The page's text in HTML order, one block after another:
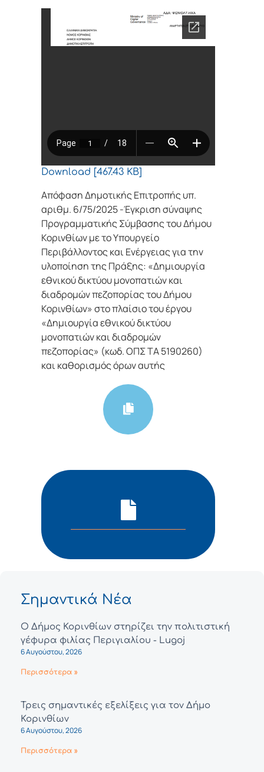
Download [467.43 KB]
Απόφαση Δημοτικής Επιτροπής υπ.
αριθμ. 6/75/2025 -Έγκριση σύναψης
Προγραμματικής Σύμβασης του Δήμου
Κορινθίων με το Υπουργείο
Περιβάλλοντος και Ενέργειας για την
υλοποίηση της Πράξης: «Δημιουργία
εθνικού δικτύου μονοπατιών και
διαδρομών πεζοπορίας του Δήμου
Κορινθίων» στο πλαίσιο του έργου
«Δημιουργία εθνικού δικτύου
μονοπατιών και διαδρομών
πεζοπορίας» (κωδ. ΟΠΣ ΤΑ 5190260)
και καθορισμός όρων αυτής
Σημαντικά Νέα
Ο Δήμος Κορινθίων στηρίζει την πολιτιστική
γέφυρα φιλίας Περιγιαλίου - Lugoj
6 Αυγούστου, 2026
Περισσότερα »
Τρεις σημαντικές εξελίξεις για τον Δήμο
Κορινθίων
6 Αυγούστου, 2026
Περισσότερα »